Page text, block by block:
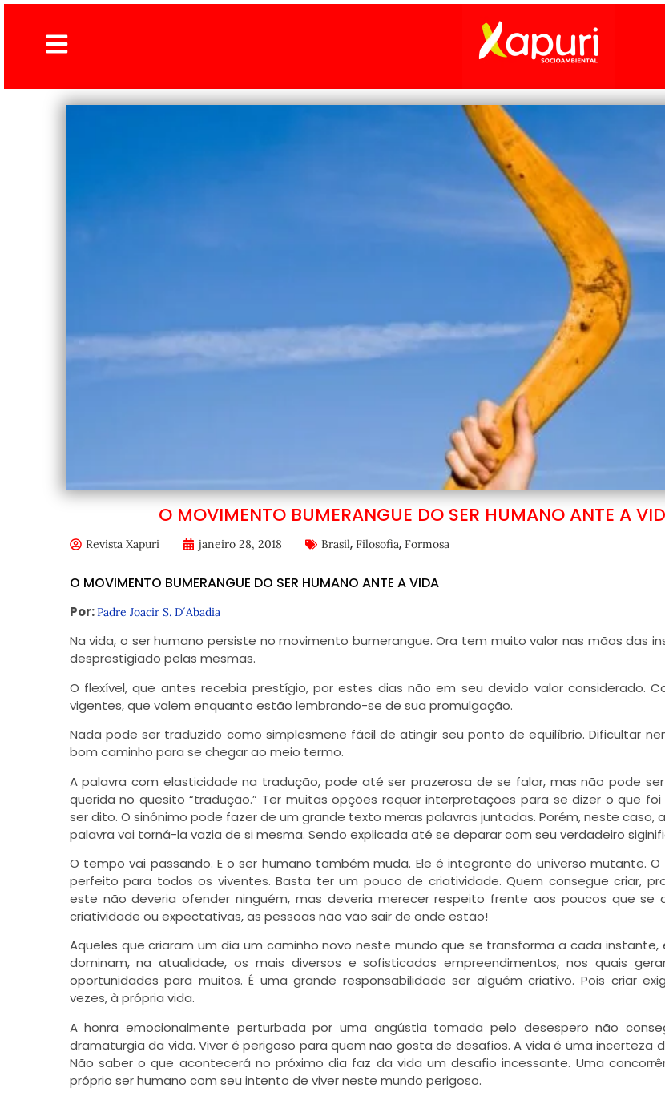
O MOVIMENTO BUMERANGUE DO SER HUMANO ANTE A
Revista Xapuri janeiro 28, 2018 Brasil, Filosofia, Formosa
O MOVIMENTO BUMERANGUE DO SER HUMANO ANTE A VIDA
Por:Padre Joacir S. D´Abadia
Na vida, o ser humano persiste no movimento bumerangue. Ora tem muito valor nas mãos das
desprestigiado pelas mesmas.
O flexível, que antes recebia prestígio, por estes dias não em seu devido valor considerado.
vigentes, que valem enquanto estão lembrando-se de sua promulgação.
Nada pode ser traduzido como simplesmene fácil de atingir seu ponto de equilíbrio. Dificultar
bom caminho para se chegar ao meio termo.
A palavra com elasticidade na tradução, pode até ser prazerosa de se falar, mas não pode
querida no quesito “tradução.” Ter muitas opções requer interpretações para se dizer o que
ser dito. O sinônimo pode fazer de um grande texto meras palavras juntadas. Porém, neste caso,
palavra vai torná-la vazia de si mesma. Sendo explicada até se deparar com seu verdadeiro
O tempo vai passando. E o ser humano também muda. Ele é integrante do universo mutante. O
perfeito para todos os viventes. Basta ter um pouco de criatividade. Quem consegue criar,
este não deveria ofender ninguém, mas deveria merecer respeito frente aos poucos que se
criatividade ou expectativas, as pessoas não vão sair de onde estão!
Aqueles que criaram um dia um caminho novo neste mundo que se transforma a cada instante,
dominam, na atualidade, os mais diversos e sofisticados empreendimentos, nos quais
oportunidades para muitos. É uma grande responsabilidade ser alguém criativo. Pois criar
vezes, à própria vida.
A honra emocionalmente perturbada por uma angústia tomada pelo desespero não
dramaturgia da vida. Viver é perigoso para quem não gosta de desafios. A vida é uma incerteza
Não saber o que acontecerá no próximo dia faz da vida um desafio incessante. Uma
próprio ser humano com seu intento de viver neste mundo perigoso.